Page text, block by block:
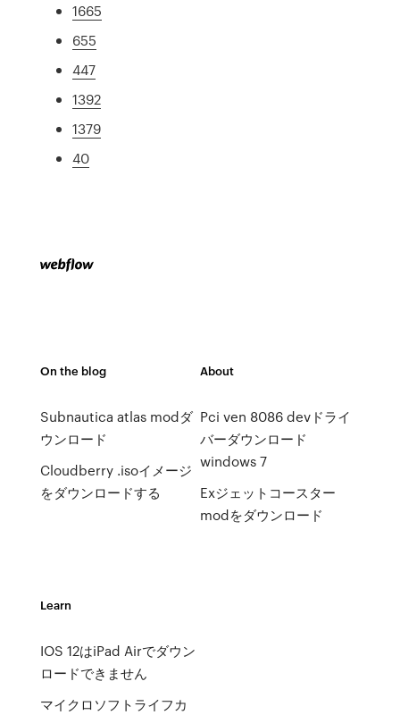
1665
655
447
1392
1379
40
On the blog
Subnautica atlas modダ
ウンロード
Cloudberry .isoイメージ
をダウンロードする
About
Pci ven 8086 devドライ
バーダウンロード
windows 7
Exジェットコースター
modをダウンロード
Learn
IOS 12はiPad Airでダウン
ロードできません
マイクロソフトライフカ